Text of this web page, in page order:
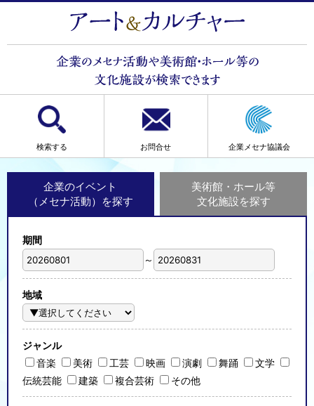
検索する お問合せ 企業メセナ協議会
企業のイベント
（メセナ活動）を探す
美術館・ホール等
文化施設を探す
期間
～
地域
ジャンル
音楽
美術 工芸 映画 演劇 舞踊
文学
伝統芸能
建築 複合芸術 その他